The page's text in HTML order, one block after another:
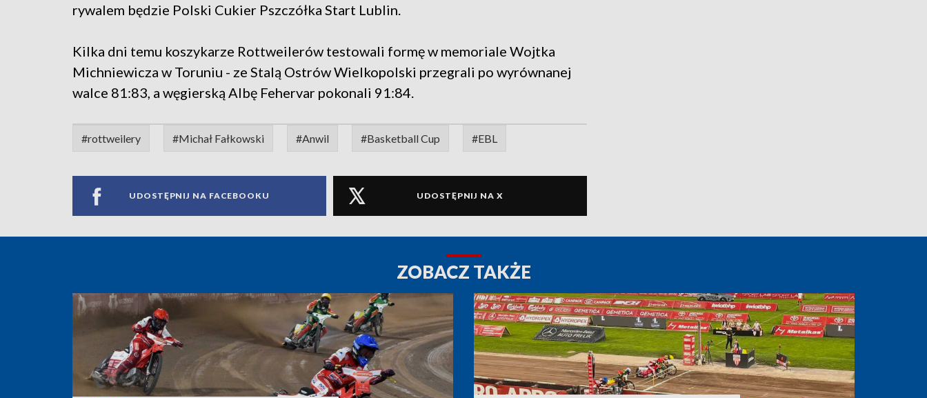
rywalem będzie Polski Cukier Pszczółka Start Lublin.
Kilka dni temu koszykarze Rottweilerów testowali formę w memoriale Wojtka
Michniewicza w Toruniu - ze Stalą Ostrów Wielkopolski przegrali po wyrównanej
walce 81:83, a węgierską Albę Fehervar pokonali 91:84.
#rottweilery #Michał Fałkowski #Anwil #Basketball Cup #EBL
UDOSTĘPNIJ NA FACEBOOKU UDOSTĘPNIJ NA X
ZOBACZ TAKŻE